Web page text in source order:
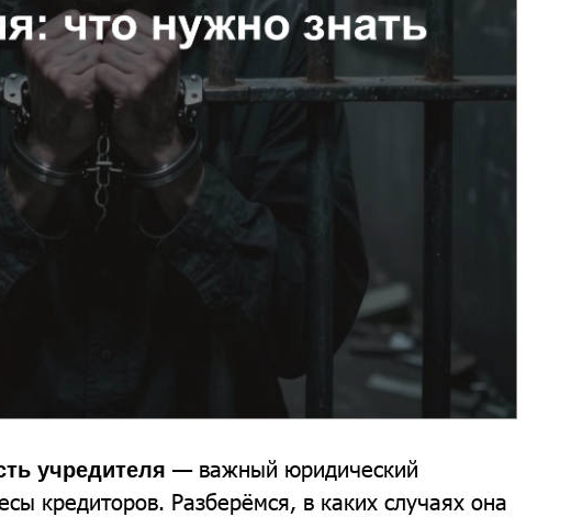
учредителя — важный юридический
кредиторов. Разберёмся, в каких случаях она